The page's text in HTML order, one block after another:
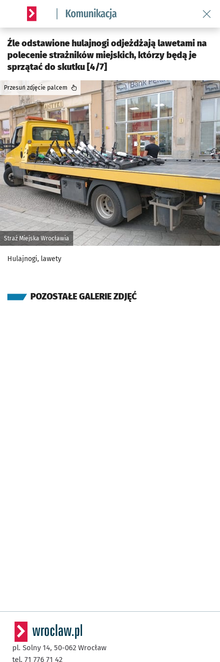
Serwis informacyjny wroclaw.pl podserwis: Komunikacja
Źle odstawione hulajnogi odjeżdżają lawetami na
polecenie strażników miejskich, którzy będą je
sprzątać do skutku [4/7]
Straż Miejska Wrocławia
Przesuń zdjęcie palcem
Hulajnogi, lawety
POZOSTAŁE GALERIE ZDJĘĆ
pl. Solny 14, 50-062 Wrocław
tel. 71 776 71 42